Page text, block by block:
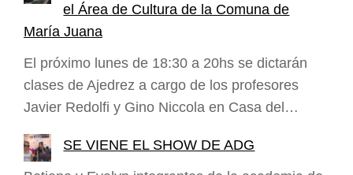
el Área de Cultura de la Comuna de
María Juana
El próximo lunes de 18:30 a 20hs se dictarán
clases de Ajedrez a cargo de los profesores
Javier Redolfi y Gino Niccola en Casa del…
SE VIENE EL SHOW DE ADG